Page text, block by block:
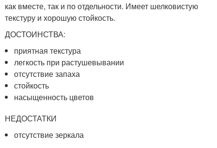
как вместе, так и по отдельности. Имеет шелковистую
текстуру и хорошую стойкость.
ДОСТОИНСТВА:
приятная текстура
легкость при растушевывании
отсутствие запаха
стойкость
насыщенность цветов
НЕДОСТАТКИ
отсутствие зеркала